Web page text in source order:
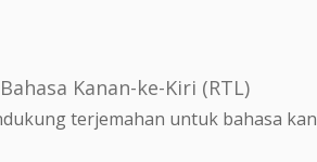
Kanan-ke-Kiri (RTL)
terjemahan untuk bahasa